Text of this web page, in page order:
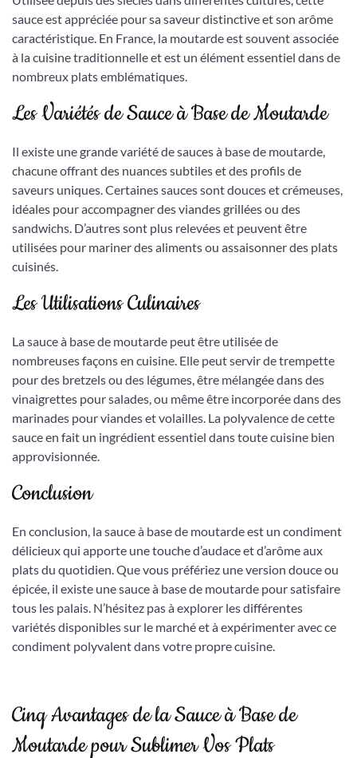
sauce est appréciée pour sa saveur distinctive et son arôme
caractéristique. En France, la moutarde est souvent associée
à la cuisine traditionnelle et est un élément essentiel dans de
nombreux plats emblématiques.
Les Variétés de Sauce à Base de Moutarde
Il existe une grande variété de sauces à base de moutarde,
chacune offrant des nuances subtiles et des profils de
saveurs uniques. Certaines sauces sont douces et crémeuses,
idéales pour accompagner des viandes grillées ou des
sandwichs. D’autres sont plus relevées et peuvent être
utilisées pour mariner des aliments ou assaisonner des plats
cuisinés.
Les Utilisations Culinaires
La sauce à base de moutarde peut être utilisée de
nombreuses façons en cuisine. Elle peut servir de trempette
pour des bretzels ou des légumes, être mélangée dans des
vinaigrettes pour salades, ou même être incorporée dans des
marinades pour viandes et volailles. La polyvalence de cette
sauce en fait un ingrédient essentiel dans toute cuisine bien
approvisionnée.
Conclusion
En conclusion, la sauce à base de moutarde est un condiment
délicieux qui apporte une touche d’audace et d’arôme aux
plats du quotidien. Que vous préfériez une version douce ou
épicée, il existe une sauce à base de moutarde pour satisfaire
tous les palais. N’hésitez pas à explorer les différentes
variétés disponibles sur le marché et à expérimenter avec ce
condiment polyvalent dans votre propre cuisine.
Cinq Avantages de la Sauce à Base de
Moutarde pour Sublimer Vos Plats